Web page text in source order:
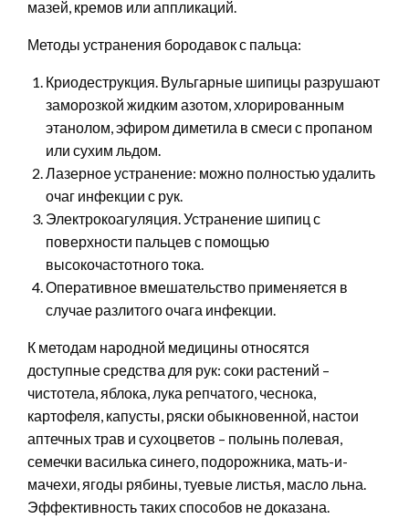
мазей, кремов или аппликаций.
Методы устранения бородавок с пальца:
Криодеструкция. Вульгарные шипицы разрушают
заморозкой жидким азотом, хлорированным
этанолом, эфиром диметила в смеси с пропаном
или сухим льдом.
Лазерное устранение: можно полностью удалить
очаг инфекции с рук.
Электрокоагуляция. Устранение шипиц с
поверхности пальцев с помощью
высокочастотного тока.
Оперативное вмешательство применяется в
случае разлитого очага инфекции.
К методам народной медицины относятся
доступные средства для рук: соки растений –
чистотела, яблока, лука репчатого, чеснока,
картофеля, капусты, ряски обыкновенной, настои
аптечных трав и сухоцветов – полынь полевая,
семечки василька синего, подорожника, мать-и-
мачехи, ягоды рябины, туевые листья, масло льна.
Эффективность таких способов не доказана.